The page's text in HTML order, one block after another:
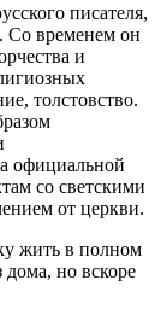
писателя,
Со временем он
и
толстовство.
официальной
со светскими
от церкви.
жить в полном
но вскоре